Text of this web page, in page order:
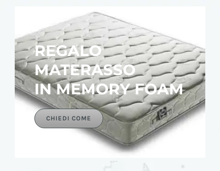
REGALO
MATERASSO
IN MEMORY FOAM
CHIEDI COME